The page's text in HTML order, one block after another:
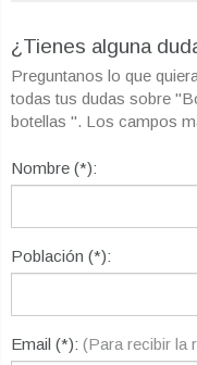
¿Tienes alguna
Preguntanos lo que
todas tus dudas sobre
botellas ". Los campos
Nombre (*):
Población (*):
Email (*): (Para recibir la